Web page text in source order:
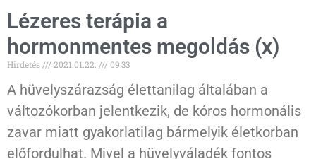
Lézeres terápia a
hormonmentes megoldás (x)
Hirdetés 2021.01.22. 09:33
A hüvelyszárazság élettanilag általában a
változókorban jelentkezik, de kóros hormonális
zavar miatt gyakorlatilag bármelyik életkorban
előfordulhat. Mivel a hüvelyváladék fontos